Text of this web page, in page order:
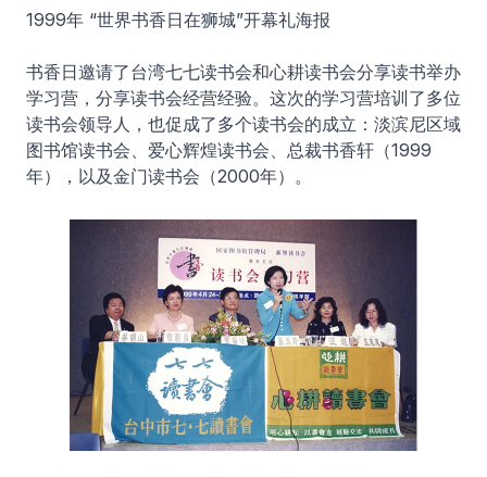
1999年 “世界书香日在狮城”开幕礼海报
书香日邀请了台湾七七读书会和心耕读书会分享读书举办
学习营，分享读书会经营经验。这次的学习营培训了多位
读书会领导人，也促成了多个读书会的成立：淡滨尼区域
图书馆读书会、爱心辉煌读书会、总裁书香轩（1999
年），以及金门读书会（2000年）。